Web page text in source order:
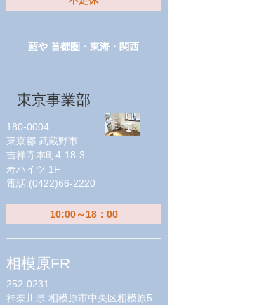
藍や 首都圏・東海・関西
東京事業部
180-0004
東京都 武蔵野市
吉祥寺本町4-18-3
寿ハイツ 1F
電話:(0422)66-2220
10:00～18：00
相模原FR
252-0231
神奈川県 相模原市中央区相模原5-